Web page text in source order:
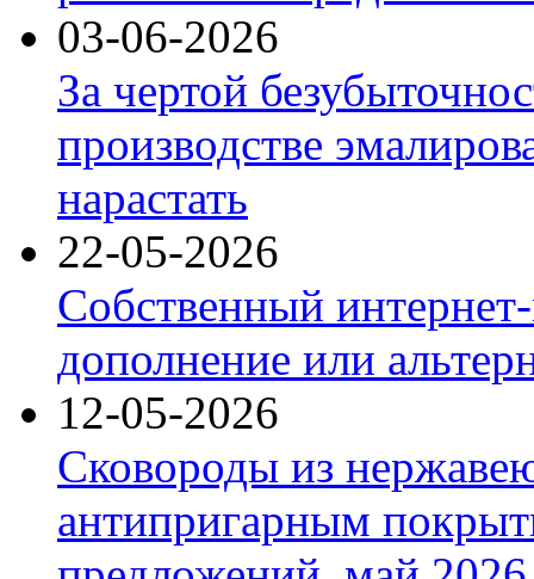
03-06-2026
За чертой
производстве
нарастать
22-05-2026
Собственный
дополнение или
12-05-2026
Сковороды из
антипригарным